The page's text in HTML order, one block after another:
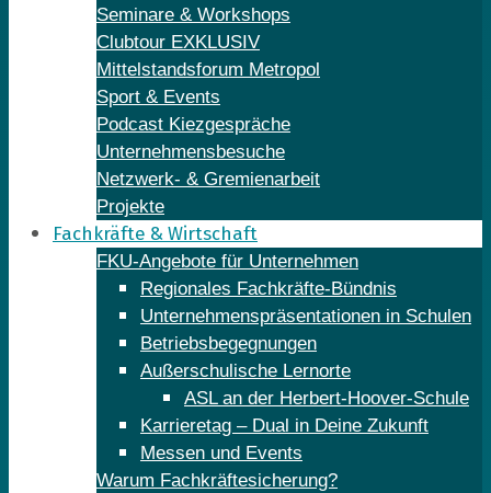
Seminare & Workshops
Clubtour EXKLUSIV
Mittelstandsforum Metropol
Sport & Events
Podcast Kiezgespräche
Unternehmensbesuche
Netzwerk- & Gremienarbeit
Projekte
Fachkräfte & Wirtschaft
FKU-Angebote für Unternehmen
Regionales Fachkräfte-Bündnis
Unternehmenspräsentationen in Schulen
Betriebsbegegnungen
Außerschulische Lernorte
ASL an der Herbert-Hoover-Schule
Karrieretag – Dual in Deine Zukunft
Messen und Events
Warum Fachkräftesicherung?